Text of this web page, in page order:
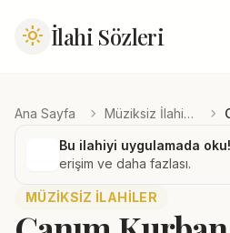
light_mode İlahi Sözleri
Ana Sayfa chevron_right Müziksiz İlahiler chevron_right
Bu ilahiyi uygulamada oku!
erişim ve daha fazlası.
MÜZIKSIZ İLAHILER